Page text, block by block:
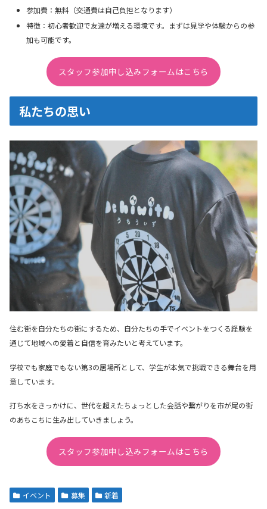
参加費：無料（交通費は自己負担となります）
特徴：初心者歓迎で友達が増える環境です。まずは見学や体験からの参
加も可能です。
スタッフ参加申し込みフォームはこちら
私たちの思い
住む街を自分たちの街にするため、自分たちの手でイベントをつくる経験を
通じて地域への愛着と自信を育みたいと考えています。
学校でも家庭でもない第3の居場所として、学生が本気で挑戦できる舞台を用
意しています。
打ち水をきっかけに、世代を超えたちょっとした会話や繋がりを市が尾の街
のあちこちに生み出していきましょう。
スタッフ参加申し込みフォームはこちら
イベント 募集 新着